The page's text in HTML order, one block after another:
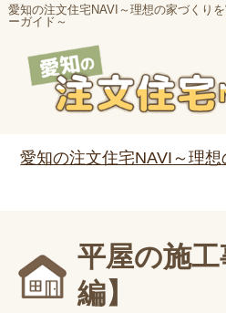
愛知の注文住宅NAVI～理想の家づくり
ーガイド～
愛知の注文住宅NAVI～理
平屋の施
編】